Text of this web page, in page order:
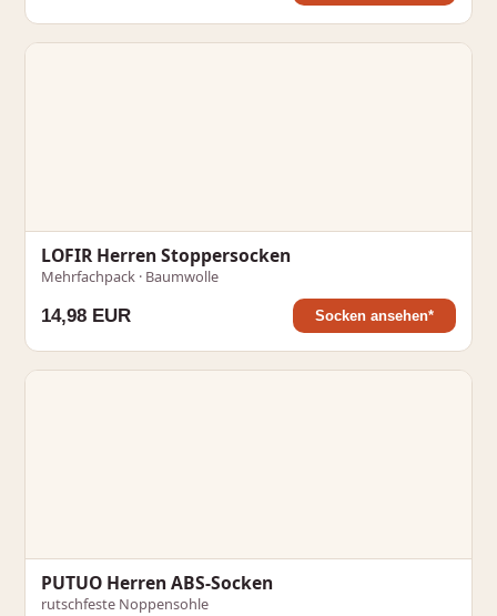
LOFIR Herren Stoppersocken
Mehrfachpack · Baumwolle
14,98 EUR Socken ansehen*
PUTUO Herren ABS-Socken
rutschfeste Noppensohle